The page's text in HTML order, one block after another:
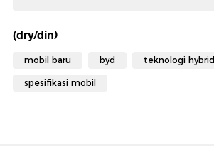
(dry/din)
mobil baru byd teknologi hybrid
spesifikasi mobil